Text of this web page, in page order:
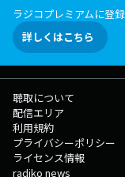
ラジコプレミアムに登
詳しくはこちら
聴取について
配信エリア
利用規約
プライバシーポリシー
ライセンス情報
radiko news